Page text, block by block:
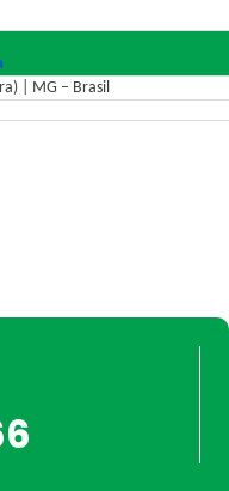
| MG – Brasil